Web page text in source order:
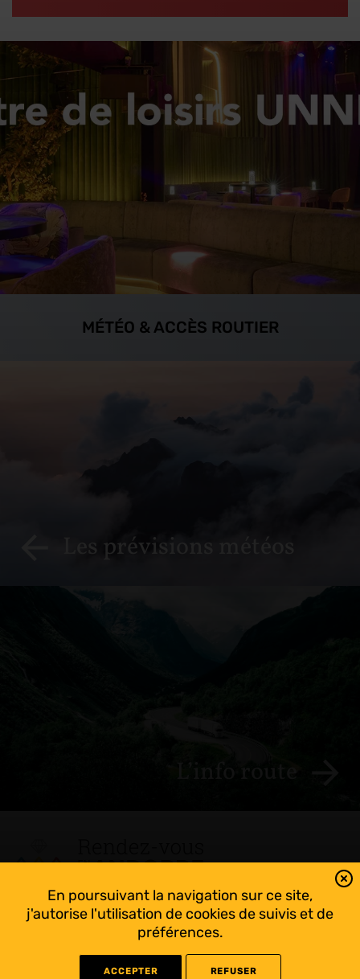
En poursuivant la navigation sur ce site,
j'autorise l'utilisation de cookies de suivis et de
préférences.
ACCEPTER REFUSER
MÉTÉO & ACCÈS ROUTIER
Les prévisions météos
Tout suivre sur l’Andorre!
Facebook